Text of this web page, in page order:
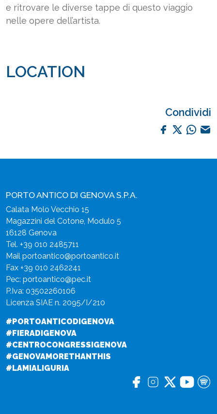
e ritrovare le diverse tappe di questo viaggio
nelle opere dell’artista.
LOCATION
Condividi
PORTO ANTICO DI GENOVA S.P.A.
Calata Molo Vecchio 15
Magazzini del Cotone, Modulo 5
16128 Genova
Tel. +39 010 2485711
Mail portoantico@portoantico.it
Fax +39 010 2462241
Pec: portoantico@pec.it
P.Iva: 03502260106
Licenza SIAE n. 2095/I/210
#PORTOANTICODIGENOVA
#FIERADIGENOVA
#CENTROCONGRESSIGENOVA
#GENOVAMORETHANTHIS
#LAMIALIGURIA